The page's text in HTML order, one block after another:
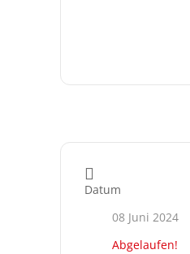
Datum
08 Juni 2024
Abgelaufen!